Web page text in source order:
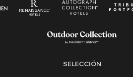
(EPPA)
Ley de licencia familiar y médica
SELECCIÓN